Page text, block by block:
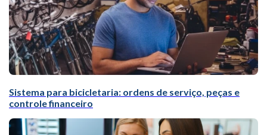
Sistema para bicicletaria: ordens de serviço, peças e
controle financeiro